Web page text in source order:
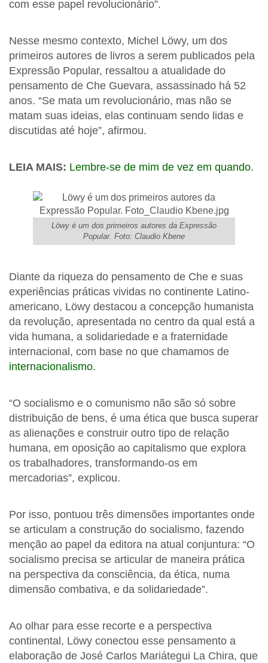
com esse papel revolucionário”.
Nesse mesmo contexto, Michel Löwy, um dos
primeiros autores de livros a serem publicados pela
Expressão Popular, ressaltou a atualidade do
pensamento de Che Guevara, assassinado há 52
anos. “Se mata um revolucionário, mas não se
matam suas ideias, elas continuam sendo lidas e
discutidas até hoje”, afirmou.
LEIA MAIS: Lembre-se de mim de vez em quando.
Löwy é um dos primeiros autores da Expressão
Popular. Foto: Claudio Kbene
Diante da riqueza do pensamento de Che e suas
experiências práticas vividas no continente Latino-
americano, Löwy destacou a concepção humanista
da revolução, apresentada no centro da qual está a
vida humana, a solidariedade e a fraternidade
internacional, com base no que chamamos de
internacionalismo.
“O socialismo e o comunismo não são só sobre
distribuição de bens, é uma ética que busca superar
as alienações e construir outro tipo de relação
humana, em oposição ao capitalismo que explora
os trabalhadores, transformando-os em
mercadorias”, explicou.
Por isso, pontuou três dimensões importantes onde
se articulam a construção do socialismo, fazendo
menção ao papel da editora na atual conjuntura: “O
socialismo precisa se articular de maneira prática
na perspectiva da consciência, da ética, numa
dimensão combativa, e da solidariedade”.
Ao olhar para esse recorte e a perspectiva
continental, Löwy conectou esse pensamento a
elaboração de José Carlos Mariátegui La Chira, que